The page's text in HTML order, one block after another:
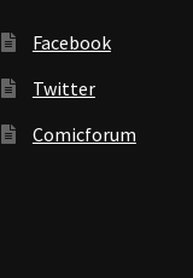
Facebook
Twitter
Comicforum